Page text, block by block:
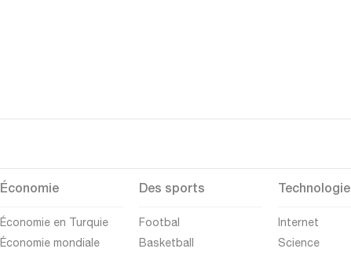
Économie
Économie en Turquie
Économie mondiale
Des sports
Footbal
Basketball
Technologie
Internet
Science